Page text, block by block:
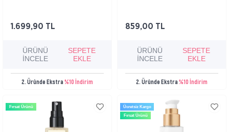
1.699,90 TL
2. Üründe Ekstra%10 İndirim
ÜRÜNÜ
İNCELE
SEPETE
EKLE
859,00 TL
2. Üründe Ekstra%10 İndirim
ÜRÜNÜ
İNCELE
SEPETE
EKLE
Fırsat Ürünü
Ücretsiz Kargo
Fırsat Ürünü